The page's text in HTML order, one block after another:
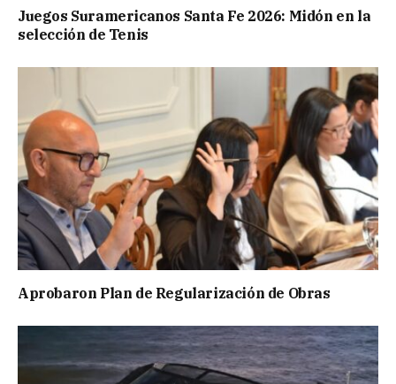
Juegos Suramericanos Santa Fe 2026: Midón en la
selección de Tenis
Aprobaron Plan de Regularización de Obras